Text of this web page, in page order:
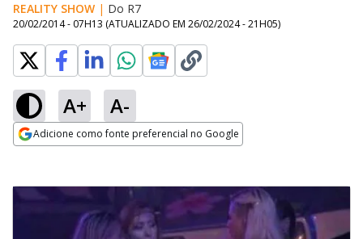
REALITY SHOW | Do R7
20/02/2014 - 07H13 (ATUALIZADO EM 26/02/2024 - 21H05)
A+ A-
Adicione como fonte preferencial no Google